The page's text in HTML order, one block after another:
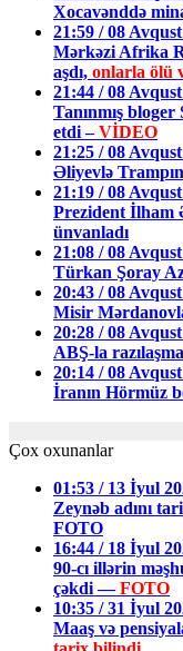
Xocavənddə
21:59 / 08
Mərkəzi Afrika
aşdı, onlarla ölü
21:44 / 08
Tanınmış bloger
etdi –VİDEO
21:25 / 08
Əliyevlə Trampın
21:19 / 08
Prezident İlham
ünvanladı
21:08 / 08
Türkan Şoray
20:43 / 08
Misir
20:28 / 08
ABŞ-la
20:14 / 08
İranın Hörmüz
Çox oxunanlar
01:53 / 13 İyul
Zeynəb adını
FOTO
16:44 / 18 İyul
90-cı illərin
çəkdi —FOTO
10:35 / 31 İyul
Maaş və